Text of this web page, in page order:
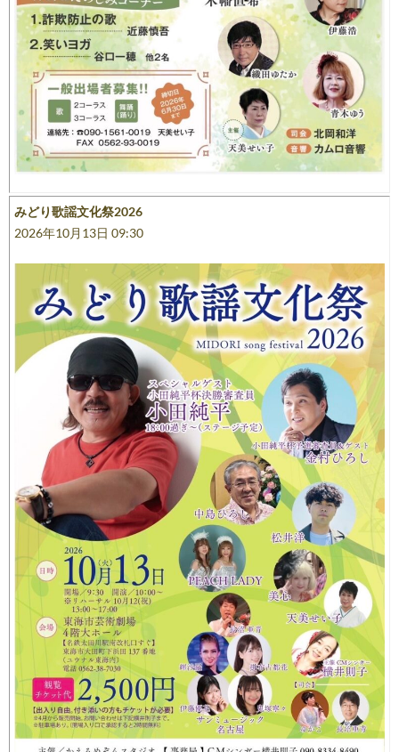
みどり歌謡文化祭2026
2026年10月13日 09:30